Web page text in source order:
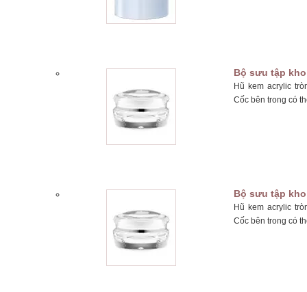
Bộ sưu tập
Hũ kem acrylic
Cốc bên trong có
Bộ sưu tập
Hũ kem acrylic
Cốc bên trong có